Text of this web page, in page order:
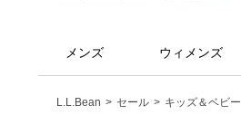
メンズ ウィメンズ
L.L.Bean セール キッズ＆ベビー